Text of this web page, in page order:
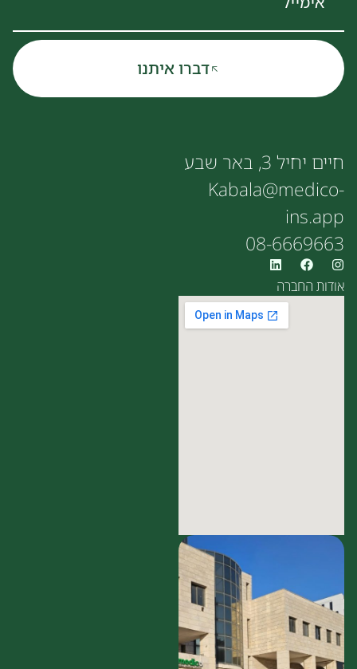
דברו איתנו
חיים יחיל 3, באר שבע
Kabala@medico-
ins.app
08-6669663
אודות החברה